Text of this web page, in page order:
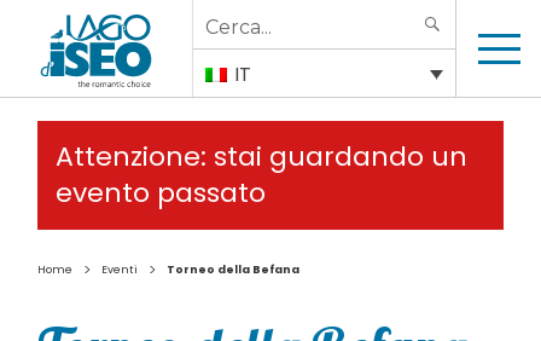
Search
for:
IT
Attenzione: stai guardando un
evento passato
Home > Eventi > Torneo della Befana